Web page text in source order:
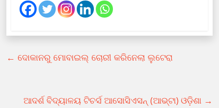
← ଦୋକାନରୁ ମୋବାଇଲ୍ ଚୋରୀ କରିନେଲା ଲୁଟେରା
ଆଦର୍ଶ ବିଦ୍ୟାଳୟ ଟିଚର୍ସ ଆସୋସିଏସନ୍ (ଆଭ୍ଟା) ଓଡ଼ିଶା →